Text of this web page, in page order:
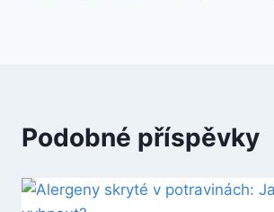
Podobné příspěvky